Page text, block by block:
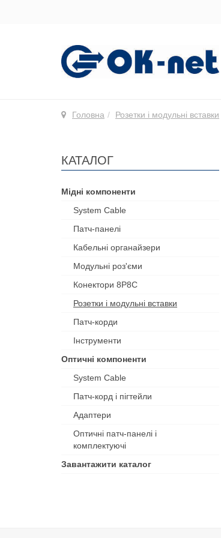
Головна Розетки і модульні вставки
КАТАЛОГ
Мідні компоненти
System Cable
Патч-панелі
Кабельні органайзери
Модульні роз'єми
Конектори 8P8C
Розетки і модульні вставки
Патч-корди
Інструменти
Оптичні компоненти
System Cable
Патч-корд і пігтейли
Адаптери
Оптичні патч-панелі і
комплектуючі
Завантажити каталог